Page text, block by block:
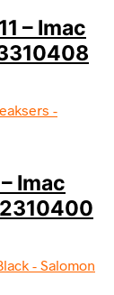
– Imac
Imac